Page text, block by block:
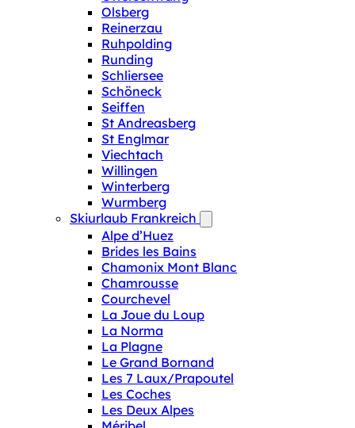
Olsberg
Reinerzau
Ruhpolding
Runding
Schliersee
Schöneck
Seiffen
St Andreasberg
St Englmar
Viechtach
Willingen
Winterberg
Wurmberg
Skiurlaub Frankreich
Alpe d’Huez
Brides les Bains
Chamonix Mont Blanc
Chamrousse
Courchevel
La Joue du Loup
La Norma
La Plagne
Le Grand Bornand
Les 7 Laux/Prapoutel
Les Coches
Les Deux Alpes